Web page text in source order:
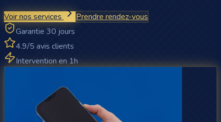
Voir nos services
Prendre rendez-vous
Garantie 30 jours
4.9/5 avis clients
Intervention en 1h